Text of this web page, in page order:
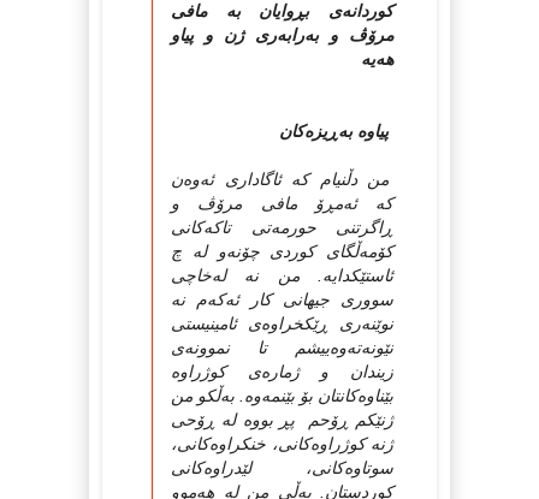
کوردانه‌ی بڕوایان به‌ مافی
مرۆڤ و به‌رابه‌ری ژن و پیاو
هه‌یه
پیاوه‌ به‌ڕیزه‌کان
من دڵنیام که‌ ئاگاداری ئه‌وه‌ن
که‌ ئه‌مڕۆ مافی مرۆڤ و
ڕاگرتنی حورمه‌تی تاکه‌کانی
کۆمه‌ڵگای کوردی چۆنه‌و له‌ چ
ئاستێکدایه‌. من نه‌ له‌خاچی
سووری جیهانی کار ئه‌که‌م نه‌
نوێنه‌ری ڕێکخراوه‌ی ئامینیستی
نێونه‌ته‌وه‌ییشم تا نموونه‌ی
زیندان و ژماره‌ی کوژراوه‌
بێناوه‌کانتان بۆ بێنمه‌وه‌. به‌ڵکو من
ژنێکم ڕۆحم پڕ بووه‌ له‌ ڕۆحی
ژنه‌ کوژراوه‌کانی، خنکراوه‌کانی،
سوتاوه‌کانی، لێدراوه‌‌کانی
کوردستان. به‌ڵی من له‌ هه‌موو